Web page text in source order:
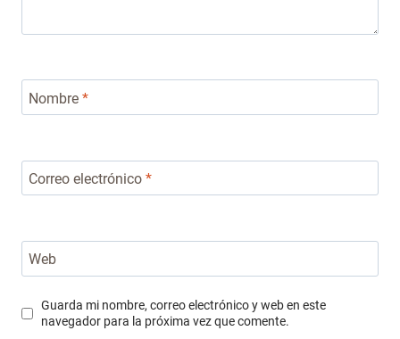
Nombre *
Correo electrónico *
Web
Guarda mi nombre, correo electrónico y web en este
navegador para la próxima vez que comente.